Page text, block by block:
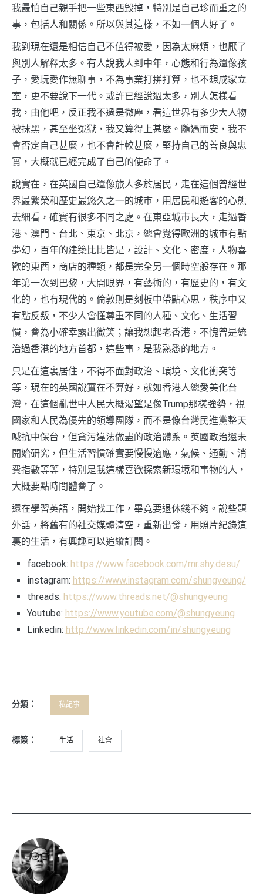
我最怕自己親手把一些東西毀掉，特別是自己珍而重之的
事，包括人和關係。所以與其這樣，不如一個人好了。
我到現在還是相信自己不值得被愛，因為太麻煩，也厭了
與別人解釋太多。有人說我人到中年，心態和行為還像孩
子，愛玩愛作無聊事，不為事業打拼打算，也不想成家立
室，更不要說下一代。或許已經說過太多，別人怎樣看
我，由他吧，反正我不過是微塵，看這世界有多少大人物
被抹黑，甚至坐冤獄，我又算得上甚麼。隨遇而安，我不
會否定自己甚麼，也不會計較甚麼，堅持自己的善良與忠
實，大概就已經完成了自己的使命了。
說實在，在英國自己還像旅人多於居民，走在這個曾經世
界最繁榮和歷史最悠久之一的城巿，用居民和遊客的心態
去細看，確實有很多不同之處。在東亞城巿長大，走過香
港、澳門、台北、東京、北京，總會覺得歐洲的城巿有點
夢幻，百年的建築比比皆是，設計、文化、密度，人物喜
歡的東西，商店的種類，都是完全另一個時空般存在。那
年第一次到巴黎，大開眼界，有藝術的，有歷史的，有文
化的，也有現代的。倫敦則是刻板中帶點心思，秩序中又
有點反叛，不少人會懂尊重不同的人種、文化、生活習
慣，會為小確幸露出微笑；讓我想起老香港，不愧曾是統
治過香港的地方首都，這些事，是我熟悉的地方。
只是在這裏居住，不得不面對政治、環境、文化衝突等
等，現在的英國說實在不算好，就如香港人總愛美化台
灣，在這個亂世中人民大概渴望是像Trump那樣強勢，視
國家和人民為優先的領導團隊，而不是像台灣民進黨整天
喊抗中保台，但貪污違法做盡的政治體系。英國政治還未
開始研究，但生活習慣確實要慢慢適應，氣候、通勤、消
費指數等等，特別是我這樣喜歡探索新環境和事物的人，
大概要點時間體會了。
還在學習英語，開始找工作，畢竟要退休錢不夠。說些題
外話，將舊有的社交媒體清空，重新出發，用照片紀錄這
裏的生活，有興趣可以追縱訂閱。
facebook: https://www.facebook.com/mr.shy.desu/
instagram: https://www.instagram.com/shungyeung/
threads: https://www.threads.net/@shungyeung
Youtube: https://www.youtube.com/@shungyeung
Linkedin: http://www.linkedin.com/in/shungyeung
分類： 私記事
標簽： 生活 社會